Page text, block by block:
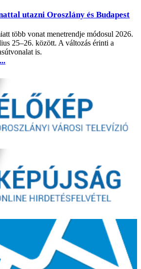
utazni Oroszlány és Budapest
több vonat menetrendje módosul 2026.
25–26. között. A változás érinti a
is.